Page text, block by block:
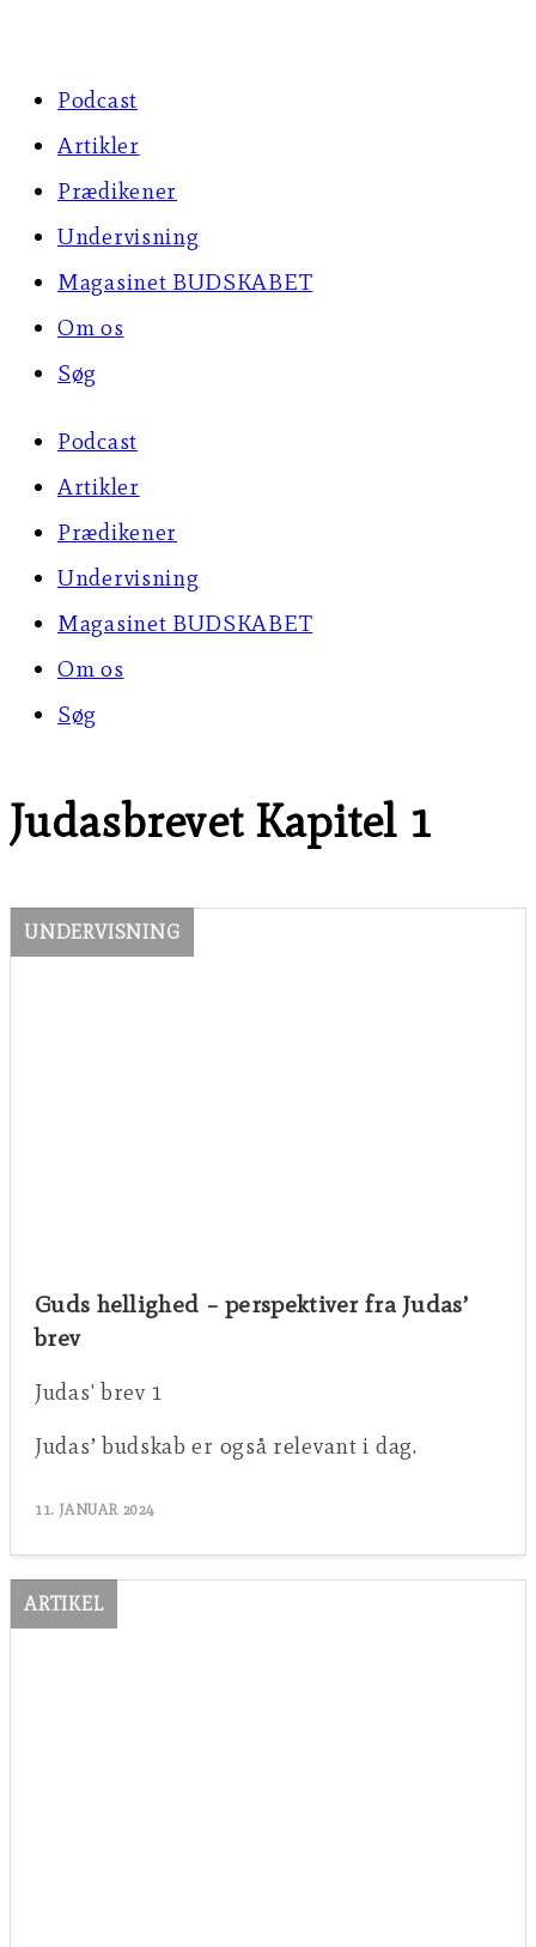
Podcast
Artikler
Prædikener
Undervisning
Magasinet BUDSKABET
Om os
Søg
Podcast
Artikler
Prædikener
Undervisning
Magasinet BUDSKABET
Om os
Søg
Judasbrevet Kapitel 1
UNDERVISNING
Guds hellighed – perspektiver fra Judas’
brev
Judas' brev 1
Judas’ budskab er også relevant i dag.
11. JANUAR 2024
ARTIKEL